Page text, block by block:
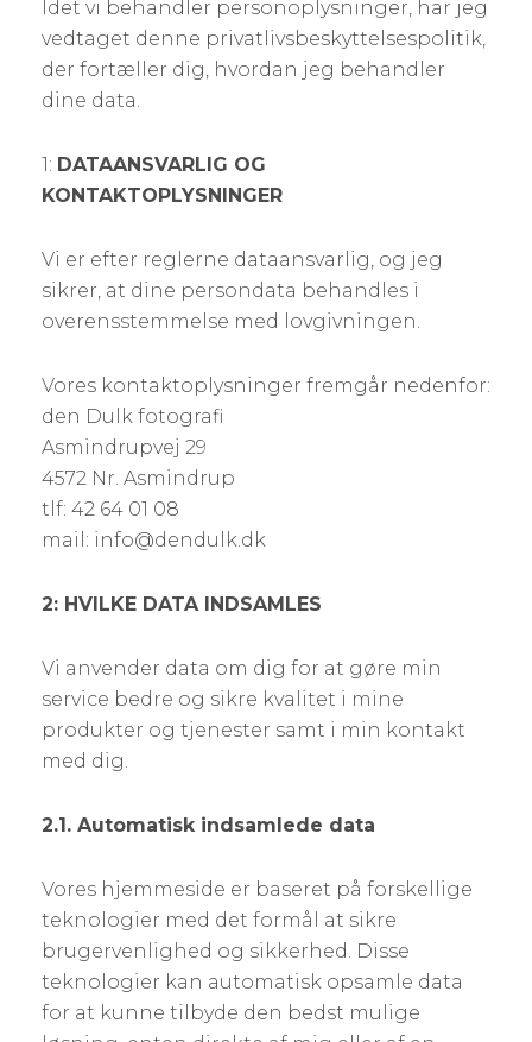
Idet vi behandler personoplysninger, har jeg
vedtaget denne privatlivsbeskyttelsespolitik,
der fortæller dig, hvordan jeg behandler
dine data.
1: DATAANSVARLIG OG
KONTAKTOPLYSNINGER
Vi er efter reglerne dataansvarlig, og jeg
sikrer, at dine persondata behandles i
overensstemmelse med lovgivningen.
Vores kontaktoplysninger fremgår nedenfor:
den Dulk fotografi
Asmindrupvej 29
4572 Nr. Asmindrup
tlf: 42 64 01 08
mail: info@dendulk.dk
2: HVILKE DATA INDSAMLES
Vi anvender data om dig for at gøre min
service bedre og sikre kvalitet i mine
produkter og tjenester samt i min kontakt
med dig.
2.1. Automatisk indsamlede data
Vores hjemmeside er baseret på forskellige
teknologier med det formål at sikre
brugervenlighed og sikkerhed. Disse
teknologier kan automatisk opsamle data
for at kunne tilbyde den bedst mulige